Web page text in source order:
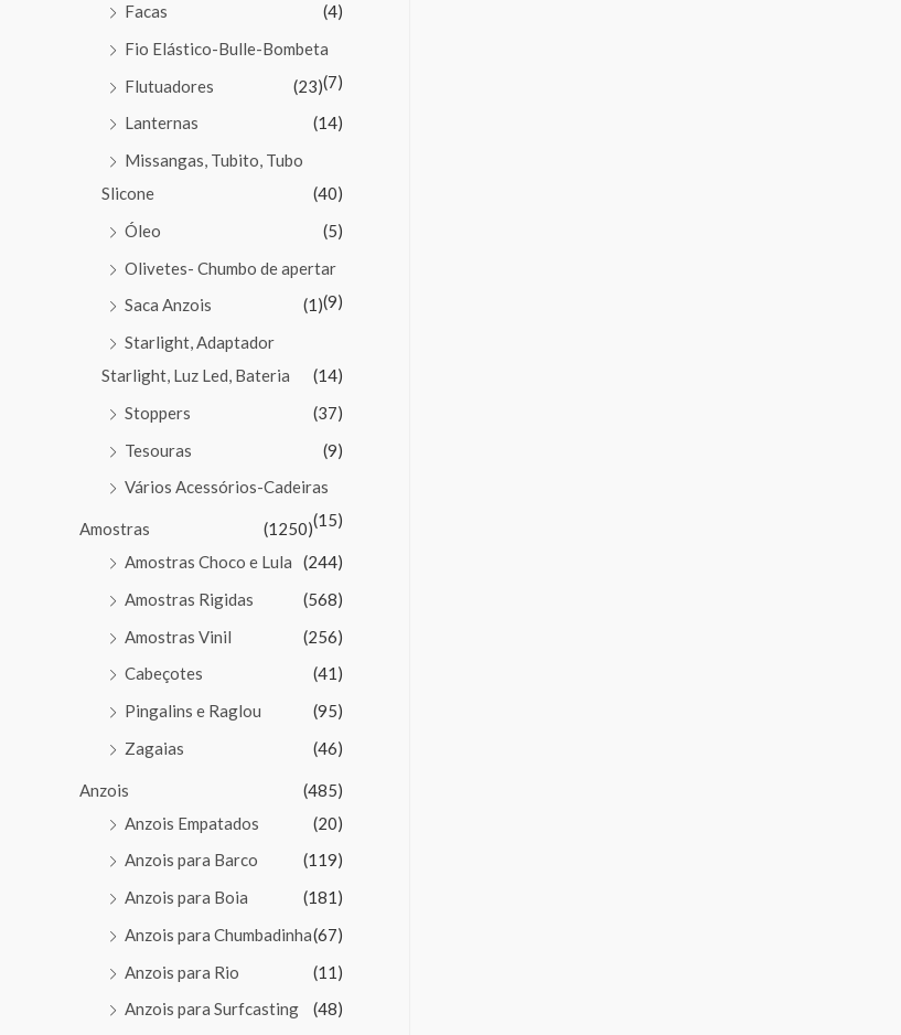
Facas
(4)
Fio Elástico-Bulle-Bombeta
(7)
Flutuadores
(23)
Lanternas
(14)
Missangas, Tubito, Tubo
Slicone
(40)
Óleo
(5)
Olivetes- Chumbo de apertar
(9)
Saca Anzois
(1)
Starlight, Adaptador
Starlight, Luz Led, Bateria
(14)
Stoppers
(37)
Tesouras
(9)
Vários Acessórios-Cadeiras
(15)
Amostras
(1250)
Amostras Choco e Lula
(244)
Amostras Rigidas
(568)
Amostras Vinil
(256)
Cabeçotes
(41)
Pingalins e Raglou
(95)
Zagaias
(46)
Anzois
(485)
Anzois Empatados
(20)
Anzois para Barco
(119)
Anzois para Boia
(181)
Anzois para Chumbadinha(67)
Anzois para Rio
(11)
Anzois para Surfcasting
(48)